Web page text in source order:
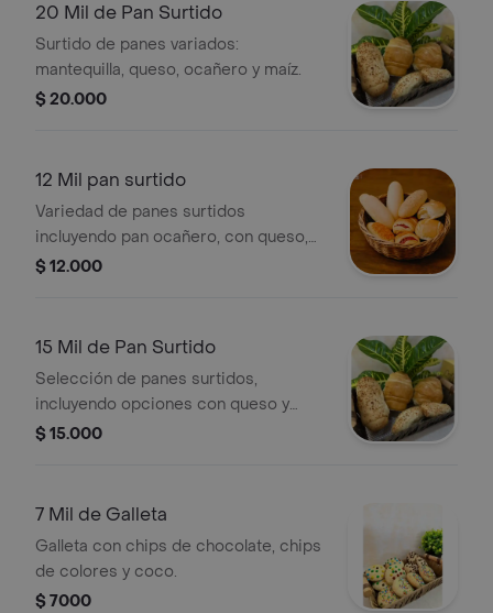
20 Mil de Pan Surtido
Surtido de panes variados:
mantequilla, queso, ocañero y maíz.
$ 20.000
12 Mil pan surtido
Variedad de panes surtidos
incluyendo pan ocañero, con queso,
mantequilla y bocadillo.
$ 12.000
15 Mil de Pan Surtido
Selección de panes surtidos,
incluyendo opciones con queso y
arequipe.
$ 15.000
7 Mil de Galleta
Galleta con chips de chocolate, chips
de colores y coco.
$ 7000